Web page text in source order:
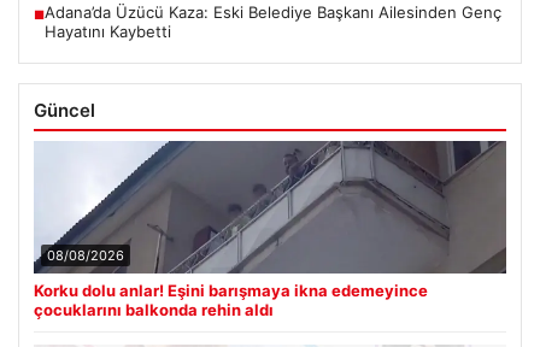
■Adana’da Üzücü Kaza: Eski Belediye Başkanı Ailesinden Genç
Hayatını Kaybetti
Güncel
08/08/2026
Korku dolu anlar! Eşini barışmaya ikna edemeyince
çocuklarını balkonda rehin aldı